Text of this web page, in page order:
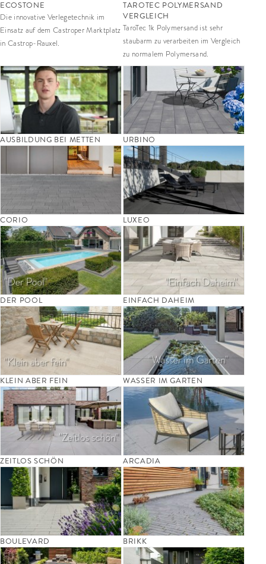
ECOSTONE
Die innovative Verlegetechnik im
Einsatz auf dem Castroper Marktplatz
in Castrop-Rauxel.
TAROTEC POLYMERSAND
VERGLEICH
TaroTec 1k Polymersand ist sehr
staubarm zu verarbeiten im Vergleich
zu normalem Polymersand.
AUSBILDUNG BEI METTEN­­ URBINO
CORIO LUXEO
DER POOL EINFACH DAHEIM
KLEIN ABER FEIN WASSER IM GARTEN
ZEITLOS SCHÖN ARCADIA
BOULEVARD BRIKK